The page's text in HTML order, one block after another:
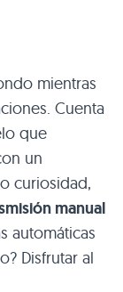
mientras
Cuenta
que
un
curiosidad,
manual
automáticas
Disfrutar al